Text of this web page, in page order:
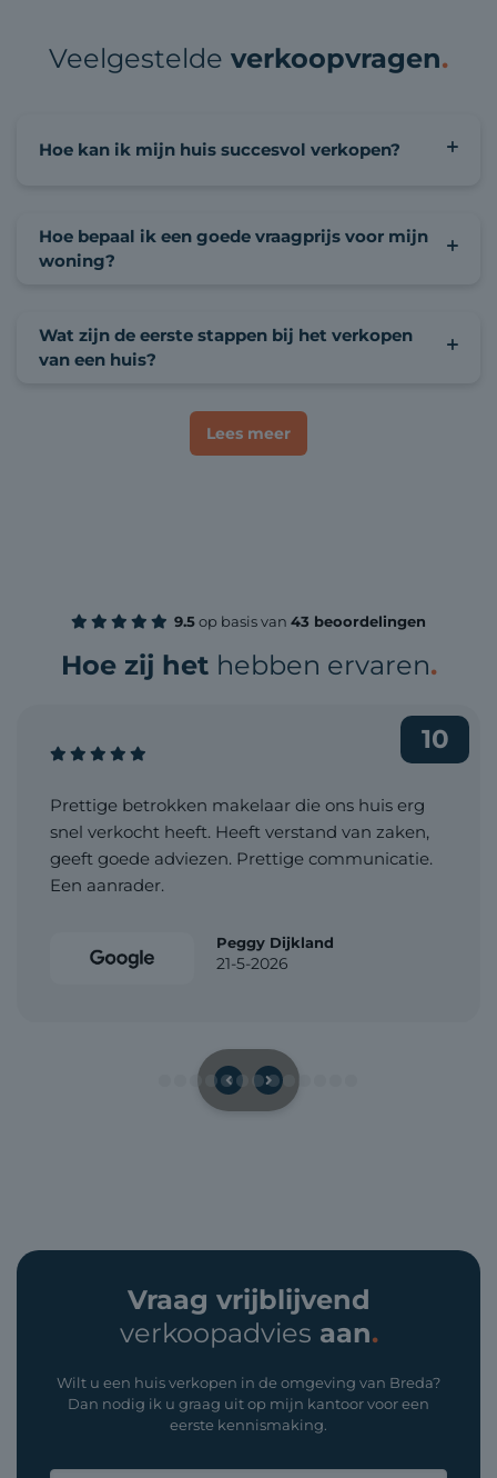
Veelgestelde verkoopvragen.
Hoe kan ik mijn huis succesvol verkopen?
Hoe bepaal ik een goede vraagprijs voor mijn
woning?
Wat zijn de eerste stappen bij het verkopen
van een huis?
Lees meer
9.5op basis van 43 beoordelingen
Hoe zij het hebben ervaren.
10
Prettige betrokken makelaar die ons huis erg
snel verkocht heeft. Heeft verstand van zaken,
geeft goede adviezen. Prettige communicatie.
Een aanrader.
Peggy Dijkland
21-5-2026
Vraag vrijblijvend
verkoopadvies aan.
Wilt u een huis verkopen in de omgeving van Breda?
Dan nodig ik u graag uit op mijn kantoor voor een
eerste kennismaking.